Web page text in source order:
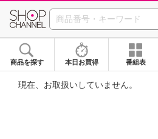
SHOP
商品を探す 本日お買得 番組表
現在、お取扱いしていません。